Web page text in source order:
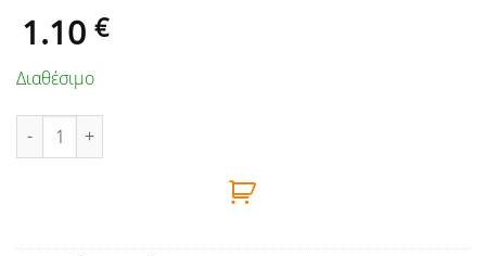
1.10 €
Διαθέσιμο
ΝΤΙΖΑ ΓΑΛΒΑΝΙΖΕ DIN 975 Μ8mm 1m ποσότητα